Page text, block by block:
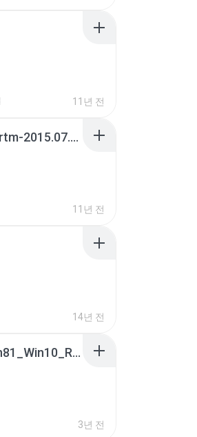
11년 전
vpngate-client-v4.18-9570-rtm-2015.07.26.exe
11년 전
14년 전
0009-32bit_Win7_Win8_Win81_Win10_R282.exe
3년 전